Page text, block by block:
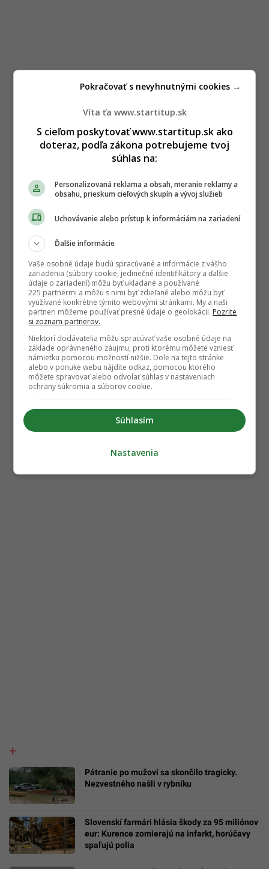
Pátranie po mužovi sa skončilo tragicky.
Nezvestného našli v rybníku
Slovenskí farmári hlásia škody za 95 miliónov
eur: Kurence zomierajú na infarkt, horúčavy
spaľujú polia
Víta ťa www.startitup.sk
S cieľom poskytovať www.startitup.sk ako
doteraz, podľa zákona potrebujeme tvoj
súhlas na:
Personalizovaná reklama a obsah, meranie reklamy a
obsahu, prieskum cieľových skupín a vývoj služieb
Uchovávanie alebo prístup k informáciám na zariadení
Ďalšie informácie
Vaše osobné údaje budú spracúvané a informácie z vášho
zariadenia (súbory cookie, jedinečné identifikátory a ďalšie
údaje o zariadení) môžu byť ukladané a používané
225 partnermi a môžu s nimi byť zdieľané alebo môžu byť
využívané konkrétne týmito webovými stránkami. My a naši
partneri môžeme používať presné údaje o geolokácii. Pozrite
si zoznam partnerov.
Niektorí dodávatelia môžu spracúvať vaše osobné údaje na
základe oprávneného záujmu, proti ktorému môžete vzniesť
námietku pomocou možností nižšie. Dole na tejto stránke
alebo v ponuke webu nájdite odkaz, pomocou ktorého
môžete spravovať alebo odvolať súhlas v nastaveniach
ochrany súkromia a súborov cookie.
Súhlasím
Pokračovať s nevyhnutnými cookies →
Nastavenia